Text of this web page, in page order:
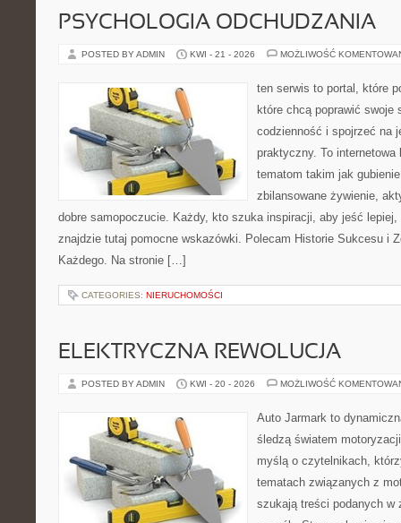
PSYCHOLOGIA ODCHUDZANIA
POSTED BY ADMIN KWI - 21 - 2026 MOŻLIWOŚĆ
ten serwis to portal, które
które chcą poprawić swoje
codzienność i spojrzeć na
praktyczny. To
tematom takim jak
zbilansowane żywienie,
dobre samopoczucie. Każdy, kto szuka inspiracji, aby jeść
znajdzie tutaj pomocne wskazówki. Polecam Historie Sukcesu i
Każdego. Na stronie […]
CATEGORIES: NIERUCHOMOŚCI
ELEKTRYCZNA REWOLUCJA
POSTED BY ADMIN KWI - 20 - 2026 MOŻLIWOŚĆ
Auto Jarmark to
śledzą światem
myślą o czytelnikach,
tematach związanych z
szukają treści podanych w